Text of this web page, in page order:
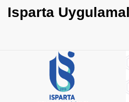
Isparta